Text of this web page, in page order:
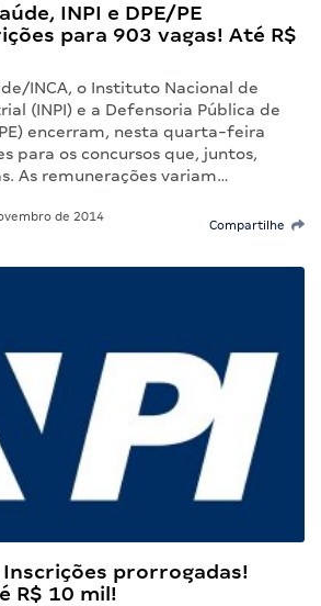
INPI e DPE/PE
para 903 vagas! Até R$
INCA, o Instituto Nacional de
(INPI) e a Defensoria Pública de
encerram, nesta quarta-feira
para os concursos que, juntos,
As remunerações variam…
de 2014
Compartilhe
Inscrições prorrogadas!
R$ 10 mil!